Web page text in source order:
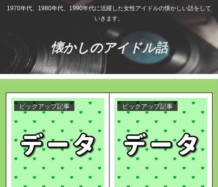
1970年代、1980年代、1990年代に活躍した女性アイドルの懐かしい話をして
いきます。
懐かしのアイドル話
ピックアップ記事 ピックアップ記事